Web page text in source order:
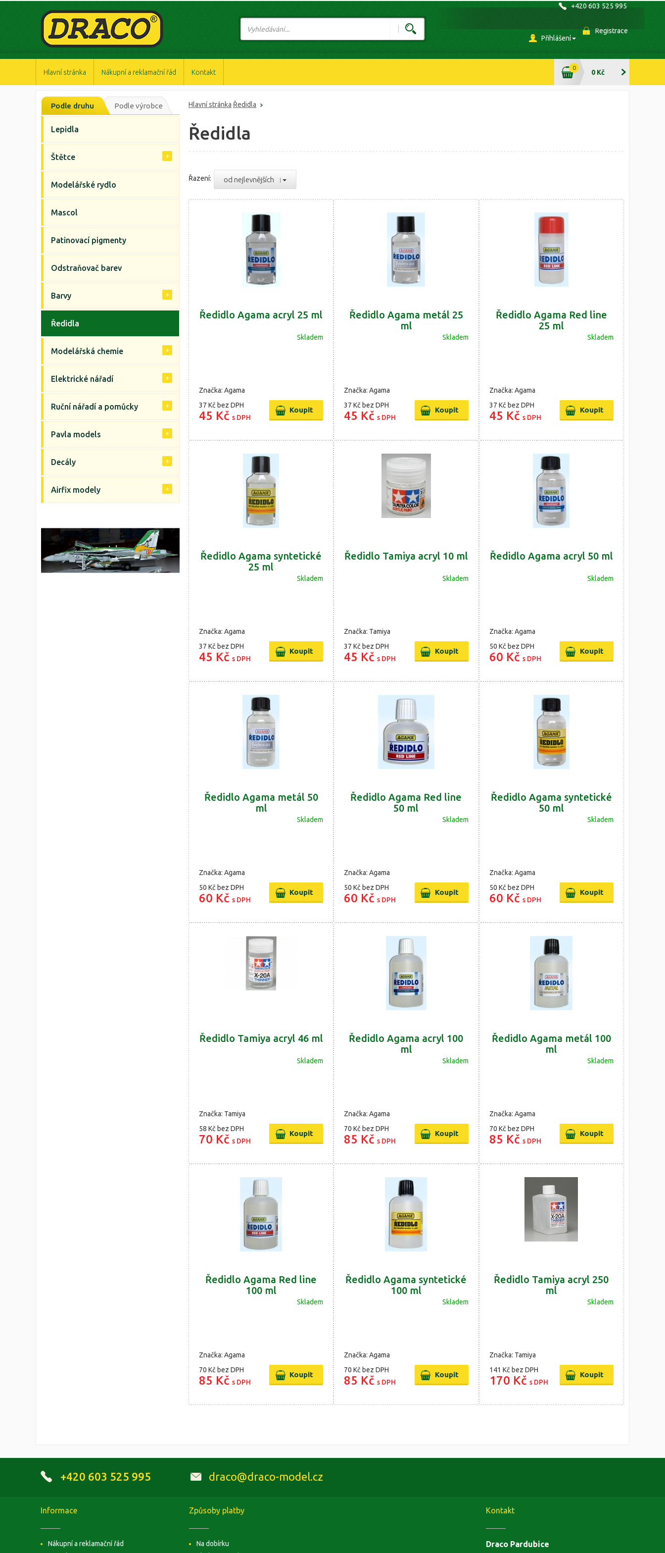
+420 603 525 995
Přihlášení
Registrace
Hlavní stránka Nákupní a reklamační řád Kontakt
0
0 Kč
Hlavní stránka Ředidla
Ředidla
Řazení: od nejlevnějších
Ředidlo Agama acryl 25 ml
Skladem
Značka: Agama
37 Kč bez DPH
45 Kč s DPH
Ředidlo Agama metál 25
ml
Skladem
Značka: Agama
37 Kč bez DPH
45 Kčs DPH
Ředidlo Agama Red line
25 ml
Skladem
Značka: Agama
37 Kč bez DPH
45 Kč s DPH
Ředidlo Agama syntetické
25 ml
Skladem
Značka: Agama
37 Kč bez DPH
45 Kč s DPH
Ředidlo Tamiya acryl 10 ml
Skladem
Značka: Tamiya
37 Kč bez DPH
45 Kčs DPH
Ředidlo Agama acryl 50 ml
Skladem
Značka: Agama
50 Kč bez DPH
60 Kč s DPH
Ředidlo Agama metál 50
ml
Skladem
Značka: Agama
50 Kč bez DPH
60 Kč s DPH
Ředidlo Agama Red line
50 ml
Skladem
Značka: Agama
50 Kč bez DPH
60 Kčs DPH
Ředidlo Agama syntetické
50 ml
Skladem
Značka: Agama
50 Kč bez DPH
60 Kč s DPH
Ředidlo Tamiya acryl 46 ml
Skladem
Značka: Tamiya
58 Kč bez DPH
70 Kč s DPH
Ředidlo Agama acryl 100
ml
Skladem
Značka: Agama
70 Kč bez DPH
85 Kčs DPH
Ředidlo Agama metál 100
ml
Skladem
Značka: Agama
70 Kč bez DPH
85 Kč s DPH
Ředidlo Agama Red line
100 ml
Skladem
Značka: Agama
70 Kč bez DPH
85 Kč s DPH
Ředidlo Agama syntetické
100 ml
Skladem
Značka: Agama
70 Kč bez DPH
85 Kčs DPH
Ředidlo Tamiya acryl 250
ml
Skladem
Značka: Tamiya
141 Kč bez DPH
170 Kč s DPH
Podle druhu Podle výrobce
Lepidla
Štětce
Modelářské rydlo
Mascol
Patinovací pigmenty
Odstraňovač barev
Barvy
Ředidla
Modelářská chemie
Elektrické nářadí
Ruční nářadí a pomůcky
Pavla models
Decály
Airfix modely
+420 603 525 995 draco@draco-model.cz
Informace
Nákupní a reklamační řád
Způsoby platby
Na dobírku
Kontakt
Draco Pardubice